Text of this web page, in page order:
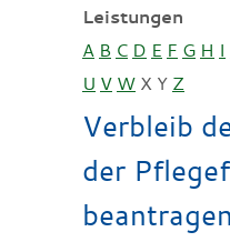
Leistungen
A B C D E F G H I
U V W X Y Z
Verbleib
der
beantragen